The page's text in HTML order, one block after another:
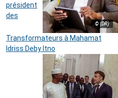
© (DR)
président
des
Transformateurs à Mahamat
Idriss Deby Itno